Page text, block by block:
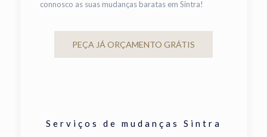
connosco as suas mudanças baratas em Sintra!
PEÇA JÁ ORÇAMENTO GRÁTIS
Serviços de mudanças Sintra